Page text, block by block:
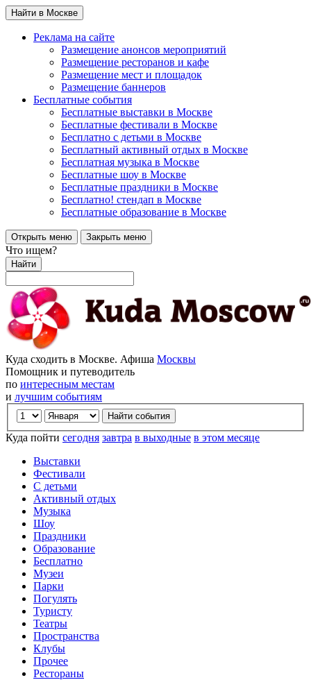
Найти в Москве
Реклама на сайте
Размещение анонсов мероприятий
Размещение ресторанов и кафе
Размещение мест и площадок
Размещение баннеров
Бесплатные события
Бесплатные выставки в Москве
Бесплатные фестивали в Москве
Бесплатно с детьми в Москве
Бесплатный активный отдых в Москве
Бесплатная музыка в Москве
Бесплатные шоу в Москве
Бесплатные праздники в Москве
Бесплатно! стендап в Москве
Бесплатные образование в Москве
Открыть меню Закрыть меню
Что ищем?
Найти
Куда сходить в Москве. Афиша Москвы
Помощник и путеводитель
по интересным местам
и лучшим событиям
Куда пойти сегодня завтра в выходные в этом месяце
Выставки
Фестивали
С детьми
Активный отдых
Музыка
Шоу
Праздники
Образование
Бесплатно
Музеи
Парки
Погулять
Туристу
Театры
Пространства
Клубы
Прочее
Рестораны